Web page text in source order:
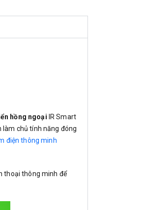
hồng ngoại IR Smart
làm chủ tính năng đóng
điện thông minh
thoại thông minh để